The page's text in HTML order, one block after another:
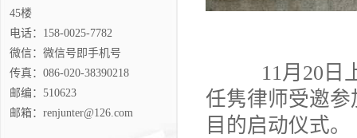
45楼
电话：158-0025-7782
微信：微信号即手机号
传真：086-020-38390218
邮编：510623
邮箱：renjunter@126.com
11月 20 日
任隽律师受邀
目的启动仪式。